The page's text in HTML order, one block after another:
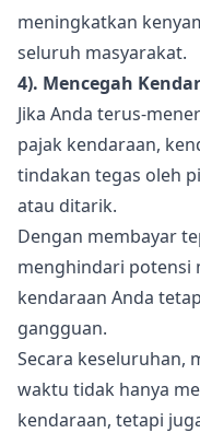
meningkatkan
seluruh masyarakat.
4). Mencegah
Jika Anda terus-
pajak kendaraan,
tindakan tegas oleh
atau ditarik.
Dengan membayar
menghindari potensi
kendaraan Anda
gangguan.
Secara keseluruhan,
waktu tidak hanya
kendaraan, tetapi